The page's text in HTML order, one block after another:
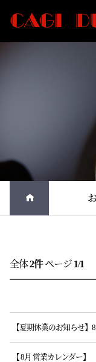
全体2件 ページ 1/1
【夏期休業のお知らせ】
【 8月 営業カレンダー】